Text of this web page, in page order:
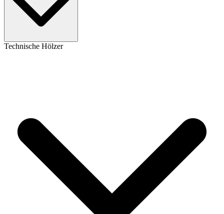
Technische Hölzer